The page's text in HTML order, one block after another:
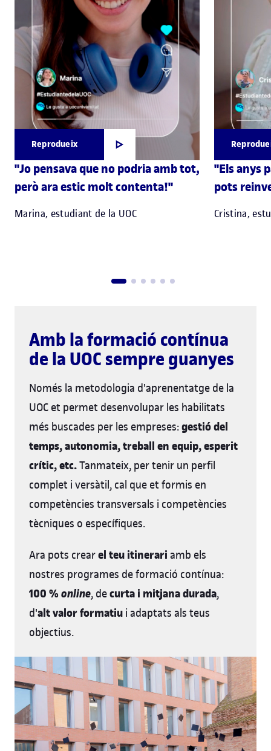
Reprodueix
"Jo pensava que no podria amb tot,
però ara estic molt contenta!"
Marina, estudiant de la UOC
"Els anys
pots
Cristina,
Amb la formació contínua
de la UOC sempre guanyes
Només la metodologia d'aprenentatge de la
UOC et permet desenvolupar les habilitats
més buscades per les empreses:gestió del
temps, autonomia, treball en equip, esperit
crític, etc.Tanmateix, per tenir un perfil
complet i versàtil, cal que et formis en
competències transversals i competències
tècniques o específiques.
Ara pots crearel teu itinerari amb els
nostres programes de formació contínua:
100 %online, decurta i mitjana durada,
d'alt valor formatiu i adaptats als teus
objectius.